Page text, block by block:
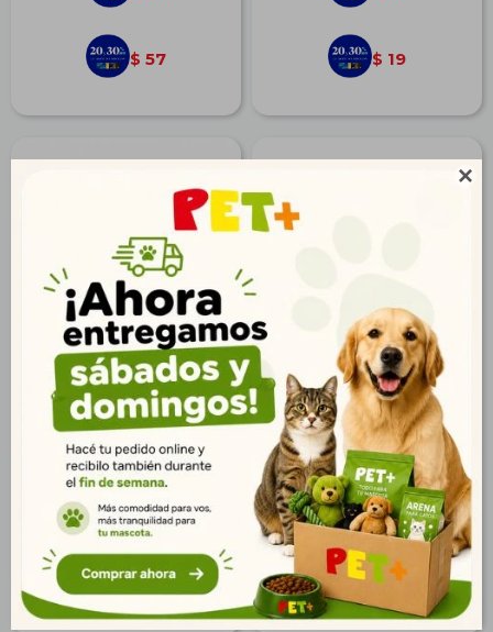

$ 57 $ 19
Hueso Digerible 2/3
$ 37
$ 27
$ 30
Roll Colágeno Mediano
$ 74
$ 53
$ 60